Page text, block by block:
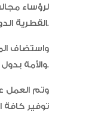
لرؤساء
القطرية الدوحة، وأكد دعم دولة الإمارات لجميع مشاريعِ العملِ الخليجي الموحد.
واستضاف
والأمة بدول مجلس التعاون، بتاريخ 12 نوفمبر 2024 في أبوظبي.
توفير